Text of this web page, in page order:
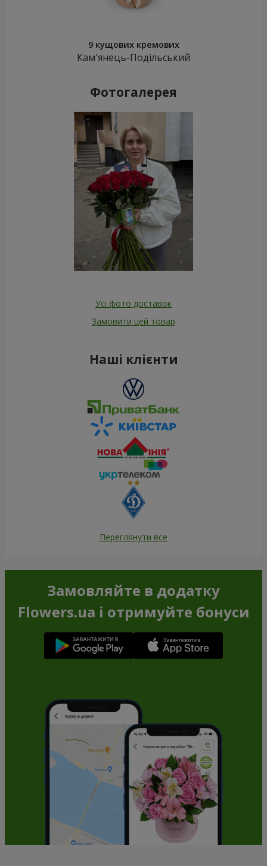
9 кущових кремових
Кам'янець-Подільський
Фотогалерея
Усі фото доставок
Замовити цей товар
Наші клієнти
Переглянути все
Замовляйте в додатку
Flowers.ua і отримуйте бонуси